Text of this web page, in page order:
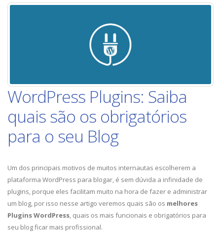
WordPress Plugins: Saiba
quais são os obrigatórios
para o seu Blog
Um dos principais motivos de muitos internautas escolherem a
plataforma WordPress para blogar, é sem dúvida a infinidade de
plugins, porque eles facilitam muito na hora de fazer e administrar
um blog, por isso nesse artigo veremos quais são os melhores
Plugins WordPress , quais os mais funcionais e obrigatórios para
seu blog ficar mais profissional.